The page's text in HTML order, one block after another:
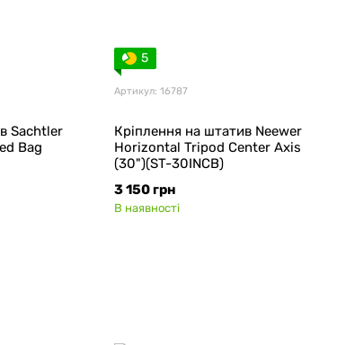
Sachtler
Bag
5
Артикул: 16787
Кріплення на штатив Neewer
Horizontal Tripod Center Axis
(30")(ST-30INCB)
3 150 грн
В наявності